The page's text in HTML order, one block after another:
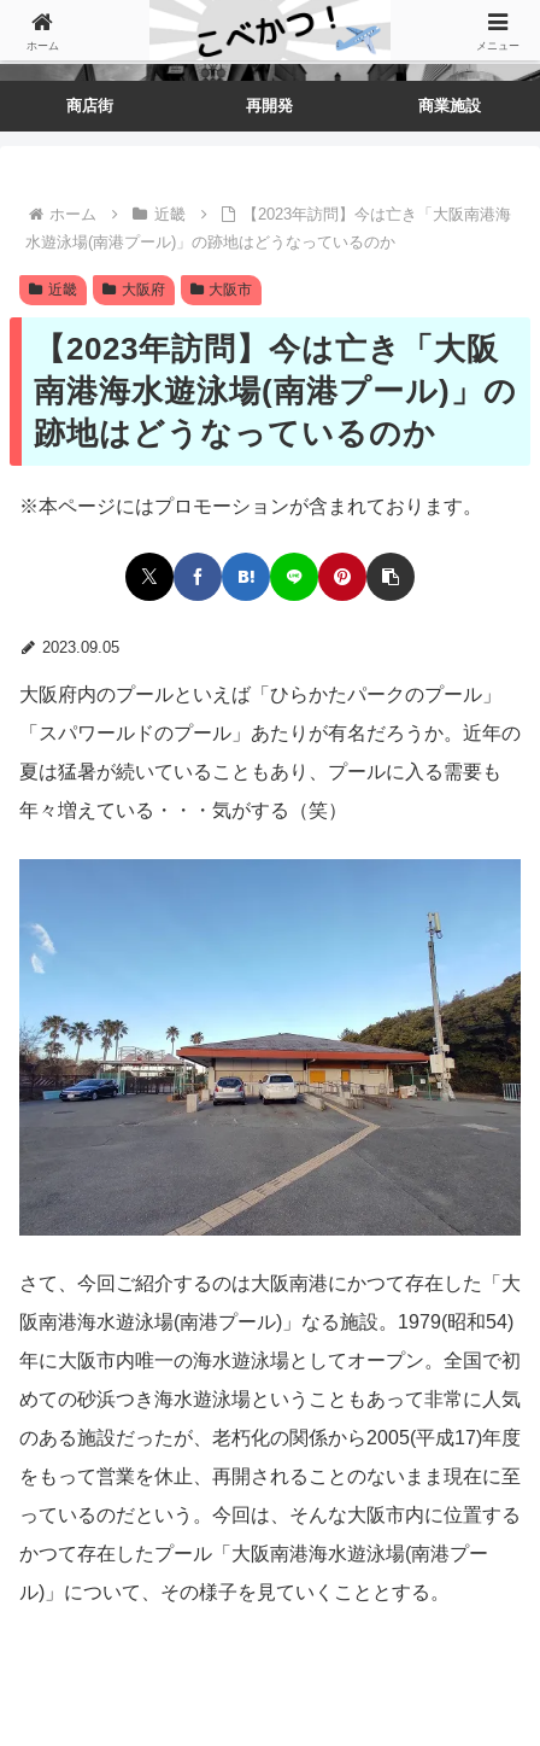
商店街 再開発 商業施設
ホーム 近畿
【2023年訪問】今は亡き「大阪南港海
水遊泳場(南港プール)」の跡地はどうなっているのか
近畿 大阪府 大阪市
【2023年訪問】今は亡き「大阪
南港海水遊泳場(南港プール)」の
跡地はどうなっているのか
※本ページにはプロモーションが含まれております。
2023.09.05
大阪府内のプールといえば「ひらかたパークのプール」
「スパワールドのプール」あたりが有名だろうか。近年の
夏は猛暑が続いていることもあり、プールに入る需要も
年々増えている・・・気がする（笑）
さて、今回ご紹介するのは大阪南港にかつて存在した「大
阪南港海水遊泳場(南港プール)」なる施設。1979(昭和54)
年に大阪市内唯一の海水遊泳場としてオープン。全国で初
めての砂浜つき海水遊泳場ということもあって非常に人気
のある施設だったが、老朽化の関係から2005(平成17)年度
をもって営業を休止、再開されることのないまま現在に至
っているのだという。今回は、そんな大阪市内に位置する
かつて存在したプール「大阪南港海水遊泳場(南港プー
ル)」について、その様子を見ていくこととする。
ホーム メニュー